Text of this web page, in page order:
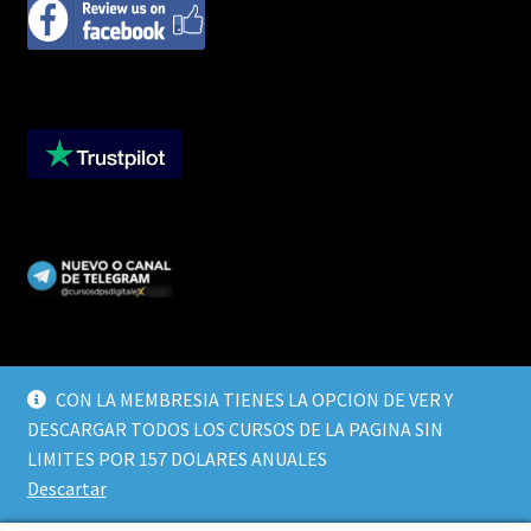
CON LA MEMBRESIA TIENES LA OPCION DE VER Y
DESCARGAR TODOS LOS CURSOS DE LA PAGINA SIN
LIMITES POR 157 DOLARES ANUALES
Descartar
© CURSOS DIGITALEX 2026
TERMINOS Y CONDICIONES
Built with WooCommerce